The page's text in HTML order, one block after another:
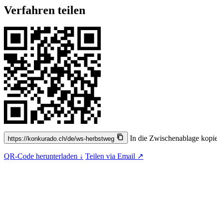
Verfahren teilen
https://konkurado.ch/de/ws-herbstweg In die Zwischenablage
QR-Code herunterladen ↓ Teilen via Email ↗